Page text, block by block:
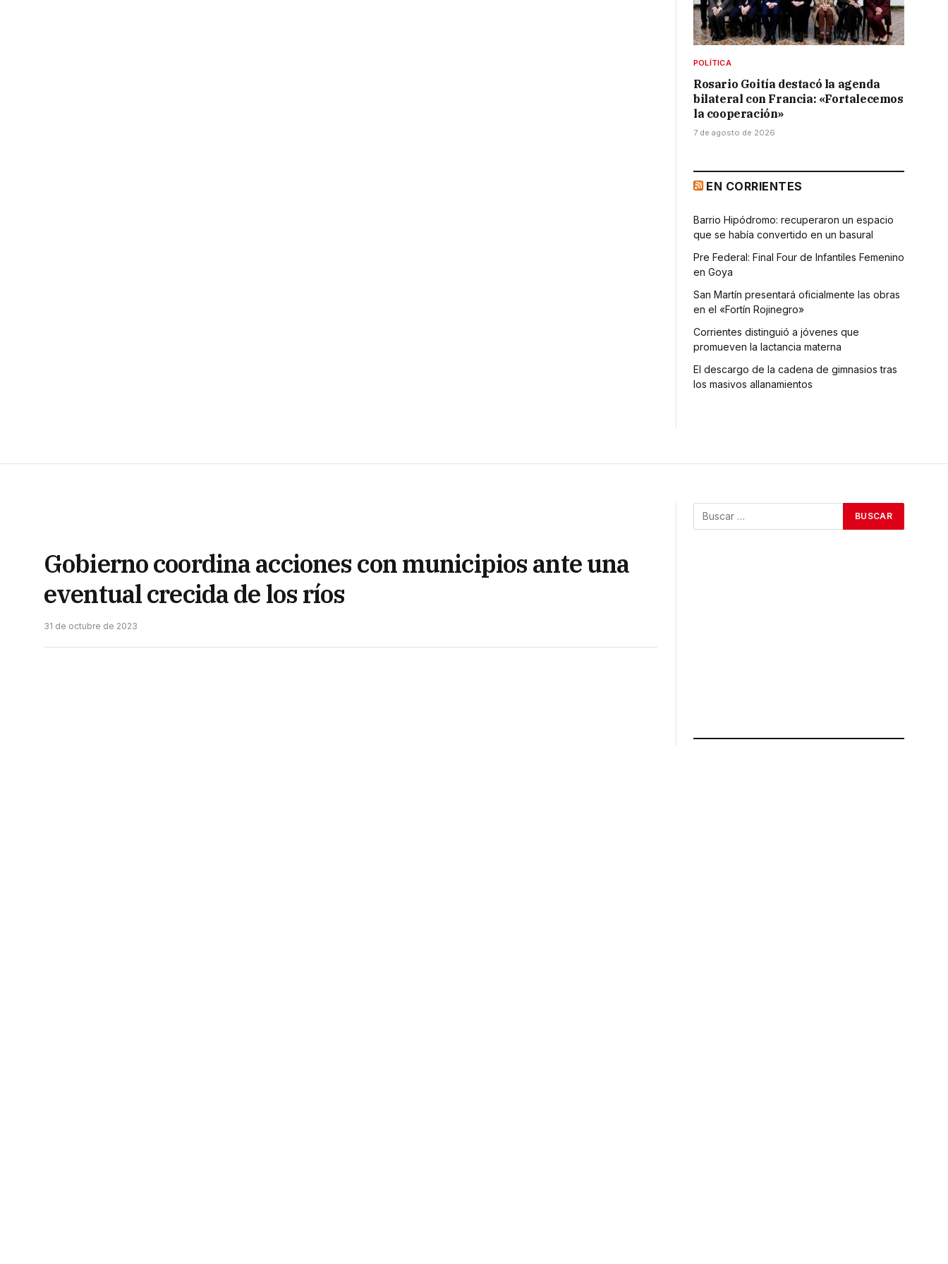
POLÍTICA
Rosario Goitía destacó la agenda
bilateral con Francia: «Fortalecemos
la cooperación»
7 de agosto de 2026
EN CORRIENTES
Barrio Hipódromo: recuperaron un espacio
que se había convertido en un basural
Pre Federal: Final Four de Infantiles Femenino
en Goya
San Martín presentará oficialmente las obras
en el «Fortín Rojinegro»
Corrientes distinguió a jóvenes que
promueven la lactancia materna
El descargo de la cadena de gimnasios tras
los masivos allanamientos
Gobierno coordina acciones con municipios ante una
eventual crecida de los ríos
31 de octubre de 2023